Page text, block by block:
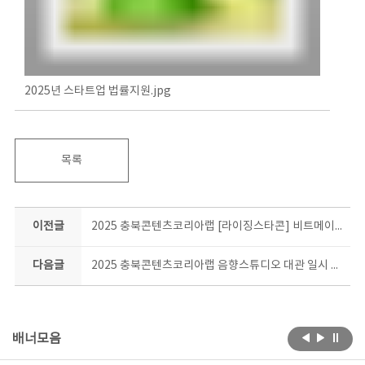
2025년 스타트업 법률지원.jpg
목록
이전글 2025 충북콘텐츠코리아랩 [라이징스타콘] 비트메이킹 비기너 과정 합격자 안내
다음글 2025 충북콘텐츠코리아랩 음향스튜디오 대관 일시 중단 안내
배너모음